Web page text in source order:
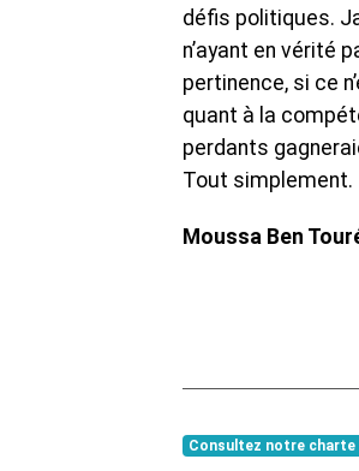
défis politiques.
n’ayant en vérité
pertinence, si ce
quant à la
perdants
Tout simplement.
Moussa Ben
Consultez notre charte